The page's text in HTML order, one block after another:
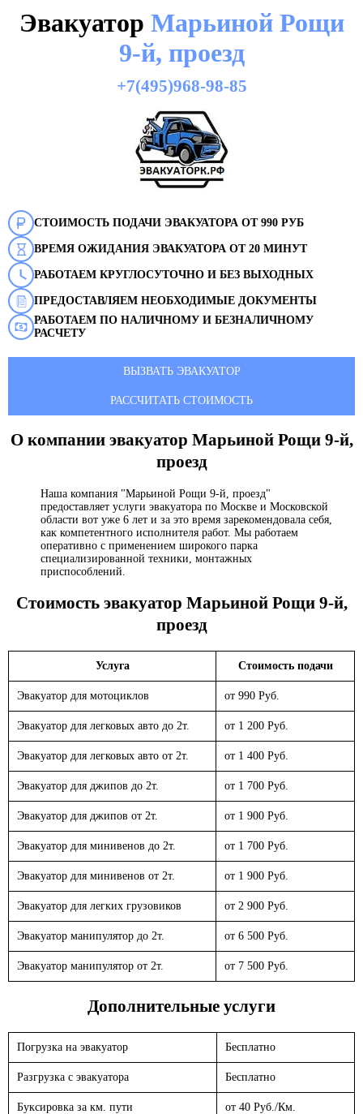
Эвакуатор Марьиной Рощи
9-й, проезд
+7(495)968-98-85
СТОИМОСТЬ ПОДАЧИ ЭВАКУАТОРА ОТ 990 РУБ
ВРЕМЯ ОЖИДАНИЯ ЭВАКУАТОРА ОТ 20 МИНУТ
РАБОТАЕМ КРУГЛОСУТОЧНО И БЕЗ ВЫХОДНЫХ
ПРЕДОСТАВЛЯЕМ НЕОБХОДИМЫЕ ДОКУМЕНТЫ
РАБОТАЕМ ПО НАЛИЧНОМУ И БЕЗНАЛИЧНОМУ
РАСЧЕТУ
ВЫЗВАТЬ ЭВАКУАТОР
РАССЧИТАТЬ СТОИМОСТЬ
О компании эвакуатор Марьиной Рощи 9-й,
проезд
Наша компания "Марьиной Рощи 9-й, проезд"
предоставляет услуги эвакуатора по Москве и Московской
области вот уже 6 лет и за это время зарекомендовала себя,
как компетентного исполнителя работ. Мы работаем
оперативно с применением широкого парка
специализированной техники, монтажных
приспособлений.
Стоимость эвакуатор Марьиной Рощи 9-й,
проезд
Услуга Стоимость подачи
Эвакуатор для мотоциклов от 990 Руб.
Эвакуатор для легковых авто до 2т. от 1 200 Руб.
Эвакуатор для легковых авто от 2т. от 1 400 Руб.
Эвакуатор для джипов до 2т. от 1 700 Руб.
Эвакуатор для джипов от 2т. от 1 900 Руб.
Эвакуатор для минивенов до 2т. от 1 700 Руб.
Эвакуатор для минивенов от 2т. от 1 900 Руб.
Эвакуатор для легких грузовиков от 2 900 Руб.
Эвакуатор манипулятор до 2т. от 6 500 Руб.
Эвакуатор манипулятор от 2т. от 7 500 Руб.
Дополнительные услуги
Погрузка на эвакуатор Бесплатно
Разгрузка с эвакуатора Бесплатно
Буксировка за км. пути от 40 Руб./Км.